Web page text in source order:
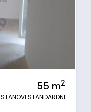
55 m2
STANOVI STANDARDNI